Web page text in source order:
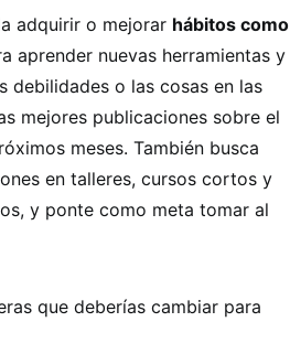
adquirir o mejorar hábitos como
aprender nuevas herramientas y
debilidades o las cosas en las
mejores publicaciones sobre el
meses. También busca
en talleres, cursos cortos y
y ponte como meta tomar al
que deberías cambiar para